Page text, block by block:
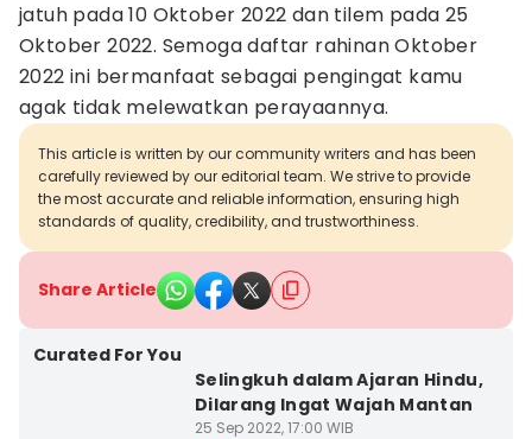
jatuh pada 10 Oktober 2022 dan tilem pada 25
Oktober 2022. Semoga daftar rahinan Oktober
2022 ini bermanfaat sebagai pengingat kamu
agak tidak melewatkan perayaannya.
This article is written by our community writers and has been
carefully reviewed by our editorial team. We strive to provide
the most accurate and reliable information, ensuring high
standards of quality, credibility, and trustworthiness.
Share Article
Curated For You
Selingkuh dalam Ajaran Hindu,
Dilarang Ingat Wajah Mantan
25 Sep 2022, 17:00 WIB